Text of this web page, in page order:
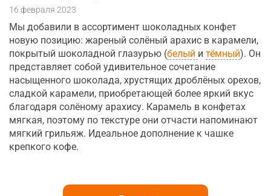
16 февраля 2023
Мы добавили в ассортимент шоколадных конфет
новую позицию: жареный солёный арахис в карамели,
покрытый шоколадной глазурью (белый и тёмный). Он
представляет собой удивительное сочетание
насыщенного шоколада, хрустящих дроблёных орехов,
сладкой карамели, приобретающей более яркий вкус
благодаря солёному арахису. Карамель в конфетах
мягкая, поэтому по текстуре они отчасти напоминают
мягкий грильяж. Идеальное дополнение к чашке
крепкого кофе.